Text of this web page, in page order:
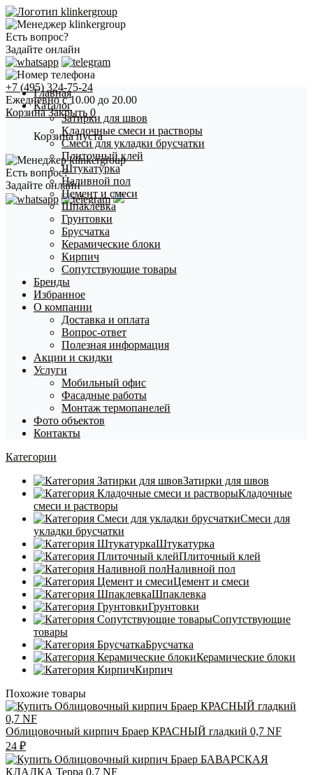
Есть вопрос?
Задайте онлайн
+7 (495) 324-75-24
Ежедневно с 10.00 до 20.00
Корзина Закрыть 0
Корзина пуста
Есть вопрос?
Задайте онлайн
Главная
Каталог
Затирки для швов
Кладочные смеси и растворы
Смеси для укладки брусчатки
Плиточный клей
Штукатурка
Наливной пол
Цемент и смеси
Шпаклевка
Грунтовки
Брусчатка
Керамические блоки
Кирпич
Сопутствующие товары
Бренды
Избранное
О компании
Доставка и оплата
Вопрос-ответ
Полезная информация
Акции и скидки
Услуги
Мобильный офис
Фасадные работы
Монтаж термопанелей
Фото объектов
Контакты
Категории
Затирки для швов
Кладочные
смеси и растворы
Смеси для
укладки брусчатки
Штукатурка
Плиточный клей
Наливной пол
Цемент и смеси
Шпаклевка
Грунтовки
Сопутствующие
товары
Брусчатка
Керамические блоки
Кирпич
Похожие товары
Облицовочный кирпич Браер КРАСНЫЙ гладкий 0,7 NF
24 ₽